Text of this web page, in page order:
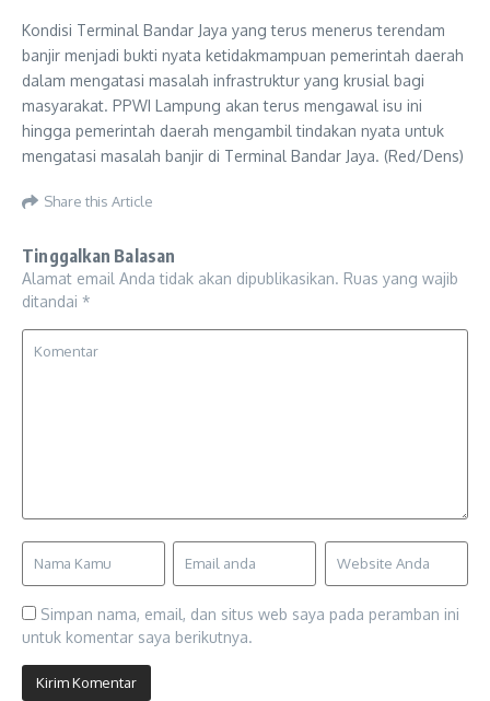
Kondisi Terminal Bandar Jaya yang terus menerus terendam
banjir menjadi bukti nyata ketidakmampuan pemerintah daerah
dalam mengatasi masalah infrastruktur yang krusial bagi
masyarakat. PPWI Lampung akan terus mengawal isu ini
hingga pemerintah daerah mengambil tindakan nyata untuk
mengatasi masalah banjir di Terminal Bandar Jaya. (Red/Dens)
Share this Article
Tinggalkan Balasan
Alamat email Anda tidak akan dipublikasikan. Ruas yang wajib
ditandai *
Simpan nama, email, dan situs web saya pada peramban ini
untuk komentar saya berikutnya.